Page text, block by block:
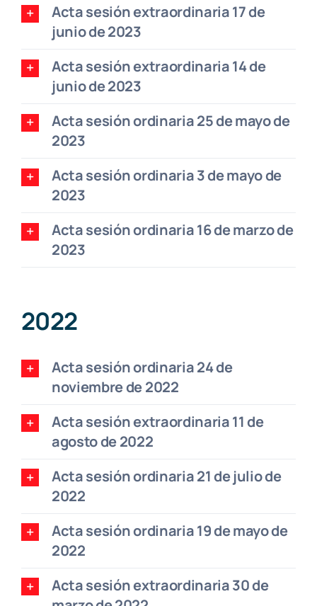
Acta sesión extraordinaria 17 de
junio de 2023
Acta sesión extraordinaria 14 de
junio de 2023
Acta sesión ordinaria 25 de mayo de
2023
Acta sesión ordinaria 3 de mayo de
2023
Acta sesión ordinaria 16 de marzo de
2023
2022
Acta sesión ordinaria 24 de
noviembre de 2022
Acta sesión extraordinaria 11 de
agosto de 2022
Acta sesión ordinaria 21 de julio de
2022
Acta sesión ordinaria 19 de mayo de
2022
Acta sesión extraordinaria 30 de